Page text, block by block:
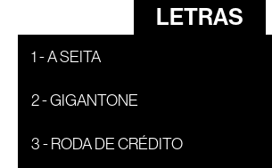
LETRAS
1 - A SEITA
2 - GIGANTONE
3 - RODA DE CRÉDITO